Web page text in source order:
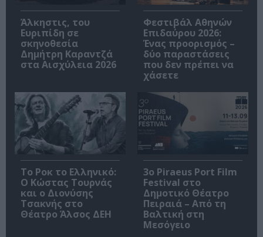
Άλκηστις, του
Ευριπίδη σε
σκηνοθεσία
Δημήτρη Καραντζά
στα Αισχύλεια 2026
Φεστιβάλ Αθηνών
Επιδαύρου 2026:
Ένας προορισμός –
δύο παραστάσεις
που δεν πρέπει να
χάσετε
Το Ροκ το Ελληνικό:
Ο Κώστας Τουρνάς
και ο Διονύσης
Τσακνής στο
Θέατρο Άλσος ΔΕΗ
3o Piraeus Port Film
Festival στο
Δημοτικό Θέατρο
Πειραιά – Από τη
Βαλτική στη
Μεσόγειο